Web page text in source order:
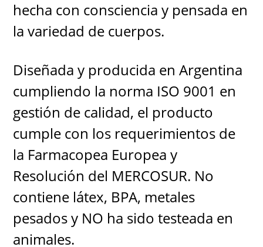
hecha con consciencia y pensada en
la variedad de cuerpos.
Diseñada y producida en Argentina
cumpliendo la norma ISO 9001 en
gestión de calidad, el producto
cumple con los requerimientos de
la Farmacopea Europea y
Resolución del MERCOSUR. No
contiene látex, BPA, metales
pesados y NO ha sido testeada en
animales.